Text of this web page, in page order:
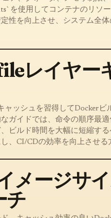
を使用してコンテナのリソ
性を向上させ、システム全
レイヤー
ャッシュを習得してDockerビ
ガイドでは、命令の順序最
ビルド時間を大幅に短縮す
、CI/CDの効率を向上させる
メージサ
チ